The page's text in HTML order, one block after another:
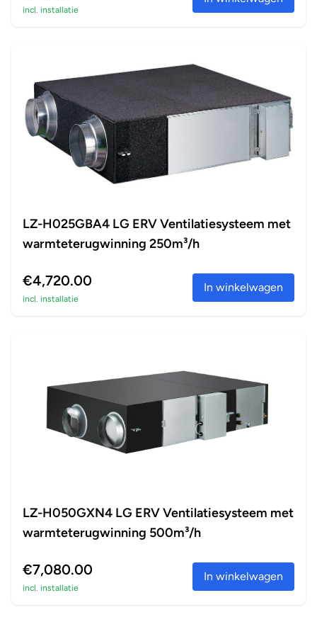
incl. installatie
LZ-H025GBA4 LG ERV Ventilatiesysteem met
warmteterugwinning 250m³/h
€4,720.00
incl. installatie
In winkelwagen
LZ-H050GXN4 LG ERV Ventilatiesysteem met
warmteterugwinning 500m³/h
€7,080.00
incl. installatie
In winkelwagen